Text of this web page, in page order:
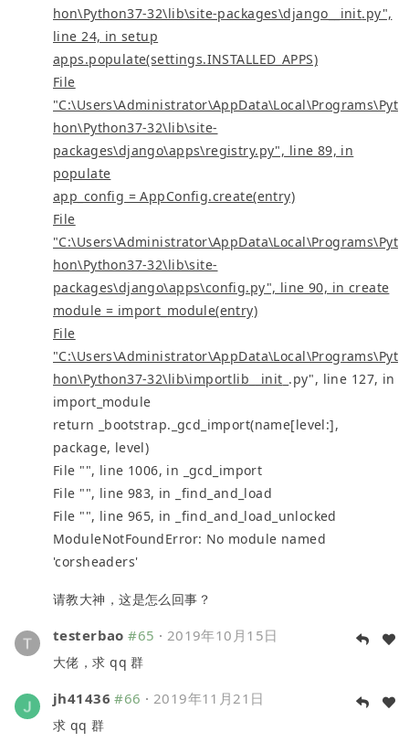
hon\Python37-32\lib\site-packages\django__init.py",
line 24, in setup
apps.populate(settings.INSTALLED_APPS)
File
"C:\Users\Administrator\AppData\Local\Programs\Pyt
hon\Python37-32\lib\site-
packages\django\apps\registry.py", line 89, in
populate
app_config = AppConfig.create(entry)
File
"C:\Users\Administrator\AppData\Local\Programs\Pyt
hon\Python37-32\lib\site-
packages\django\apps\config.py", line 90, in create
module = import_module(entry)
File
"C:\Users\Administrator\AppData\Local\Programs\Pyt
hon\Python37-32\lib\importlib__init _.py", line 127, in
import_module
return _bootstrap._gcd_import(name[level:],
package, level)
File "", line 1006, in _gcd_import
File "", line 983, in _find_and_load
File "", line 965, in _find_and_load_unlocked
ModuleNotFoundError: No module named
'corsheaders'
请教大神，这是怎么回事？
testerbao #65 · 2019年10月15日
大佬，求 qq 群
jh41436 #66 · 2019年11月21日
求 qq 群